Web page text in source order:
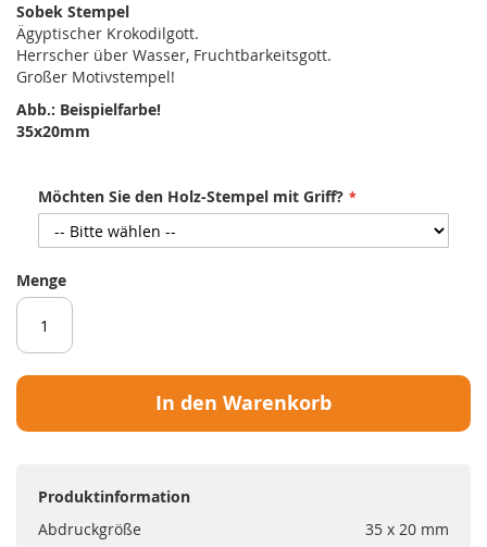
Sobek Stempel
Ägyptischer Krokodilgott.
Herrscher über Wasser, Fruchtbarkeitsgott.
Großer Motivstempel!
Abb.: Beispielfarbe!
35x20mm
Möchten Sie den Holz-Stempel mit Griff?
Menge
In den Warenkorb
Produktinformation
Abdruckgröße
35 x 20 mm